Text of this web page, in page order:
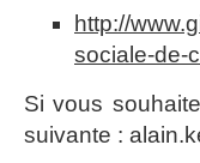
http://
sociale-de-
Si vous
suivante :